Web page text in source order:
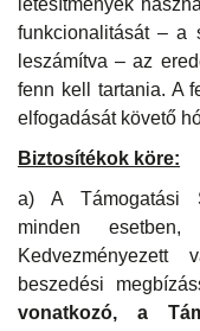
funkcionalitását – a
leszámítva – az
fenn kell tartania. A
elfogadását követő
Biztosítékok köre:
a) A Támogatási
minden
Kedvezményezett
beszedési
vonatkozó, a